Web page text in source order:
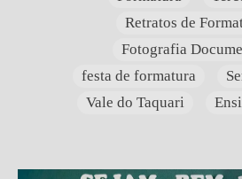
Retratos de
Fotografia
festa de formatura
Vale do Taquari